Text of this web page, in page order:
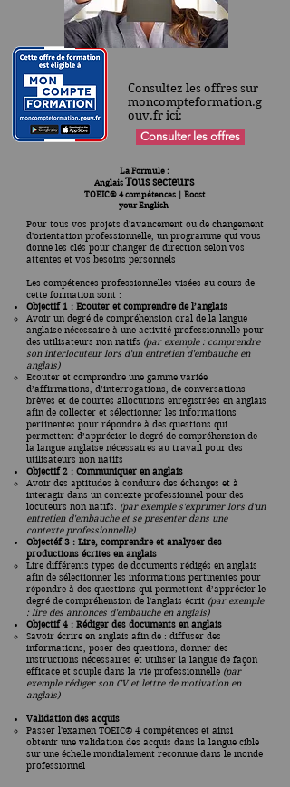
Consultez les offres sur
moncompteformation.g
ouv.fr ici:
Consulter les offres
La Formule :
AnglaisTous secteurs
TOEIC® 4 compétences | Boost
your English
Pour tous vos projets d'avancement ou de changement
d'orientation professionnelle, un programme qui vous
donne les clés pour changer de direction selon vos
attentes et vos besoins personnels
Les compétences professionnelles visées au cours de
cette formation sont :
Objectif 1 : Ecouter et comprendre de l’anglais
Avoir un degré de compréhension oral de la langue
anglaise nécessaire à une activité professionnelle pour
des utilisateurs non natifs (par exemple : comprendre
son interlocuteur lors d'un entretien d'embauche en
anglais)
Ecouter et comprendre une gamme variée
d’affirmations, d’interrogations, de conversations
brèves et de courtes allocutions enregistrées en anglais
afin de collecter et sélectionner les informations
pertinentes pour répondre à des questions qui
permettent d’apprécier le degré de compréhension de
la langue anglaise nécessaires au travail pour des
utilisateurs non natifs
Objectif 2 : Communiquer en anglais
Avoir des aptitudes à conduire des échanges et à
interagir dans un contexte professionnel pour des
locuteurs non natifs. (par exemple s'exprimer lors d'un
entretien d'embauche et se presenter dans une
contexte professionnelle)
Objectéf 3 : Lire, comprendre et analyser des
productions écrites en anglais​
Lire différents types de documents rédigés en anglais
afin de sélectionner les informations pertinentes pour
répondre à des questions qui permettent d’apprécier le
degré de compréhension de l'anglais écrit (par exemple
: lire des annonces d'embauche en anglais)
Objectif 4 : Rédiger des documents en anglais
Savoir écrire en anglais afin de : diffuser des
informations, poser des questions, donner des
instructions nécessaires et utiliser la langue de façon
efficace et souple dans la vie professionnelle (par
exemple rédiger son CV et lettre de motivation en
anglais)
Validation des acquis
Passer l'examen TOEIC® 4 compétences et ainsi
obtenir une validation des acquis dans la langue cible
sur une échelle mondialement reconnue dans le monde
professionnel